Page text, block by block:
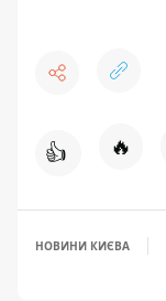
👍 🔥
НОВИНИ КИЄВА